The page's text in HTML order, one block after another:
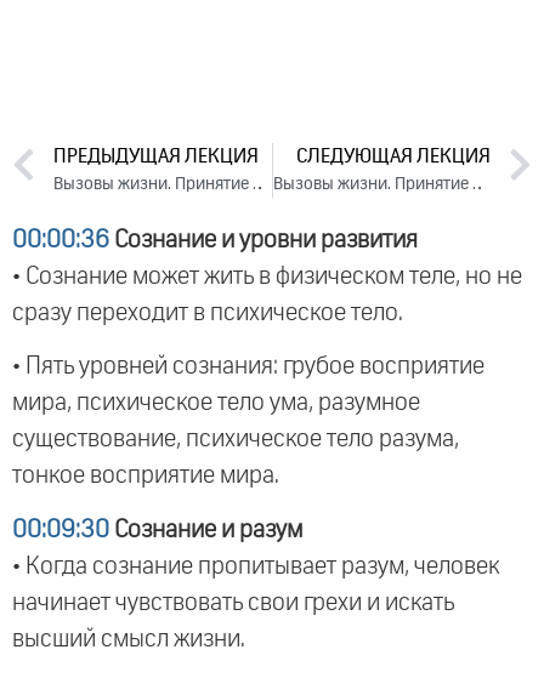
ПРЕДЫДУЩАЯ ЛЕКЦИЯ
Вызовы жизни. Принятие решений. Сбалансированная жизнь. День 1. Часть 1 (2024)
СЛЕДУЮЩАЯ ЛЕКЦИЯ
Вызовы жизни. Принятие решений. Сбалансированная жизнь. День 2. Часть 1 (2024)
00:00:36 Сознание и уровни развития
• Сознание может жить в физическом теле, но не
сразу переходит в психическое тело.
• Пять уровней сознания: грубое восприятие
мира, психическое тело ума, разумное
существование, психическое тело разума,
тонкое восприятие мира.
00:09:30 Сознание и разум
• Когда сознание пропитывает разум, человек
начинает чувствовать свои грехи и искать
высший смысл жизни.